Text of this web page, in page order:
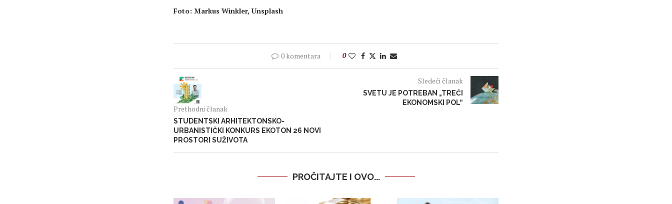
Foto: Markus Winkler, Unsplash
0 komentara 0
Prethodni članak
STUDENTSKI ARHITEKTONSKO-
URBANISTIČKI KONKURS EKOTON 26 NOVI
PROSTORI SUŽIVOTA
Sledeći članak
SVETU JE POTREBAN „TREĆI
EKONOMSKI POL“
PROČITAJTE I OVO...